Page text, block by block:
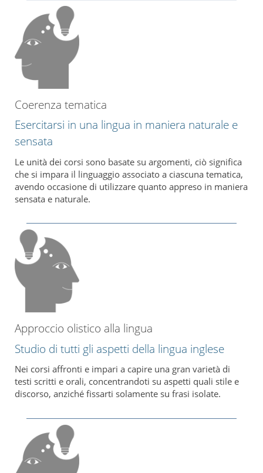
Coerenza tematica
Esercitarsi in una lingua in maniera naturale e
sensata
Le unità dei corsi sono basate su argomenti, ciò significa
che si impara il linguaggio associato a ciascuna tematica,
avendo occasione di utilizzare quanto appreso in maniera
sensata e naturale.
Approccio olistico alla lingua
Studio di tutti gli aspetti della lingua inglese
Nei corsi affronti e impari a capire una gran varietà di
testi scritti e orali, concentrandoti su aspetti quali stile e
discorso, anziché fissarti solamente su frasi isolate.